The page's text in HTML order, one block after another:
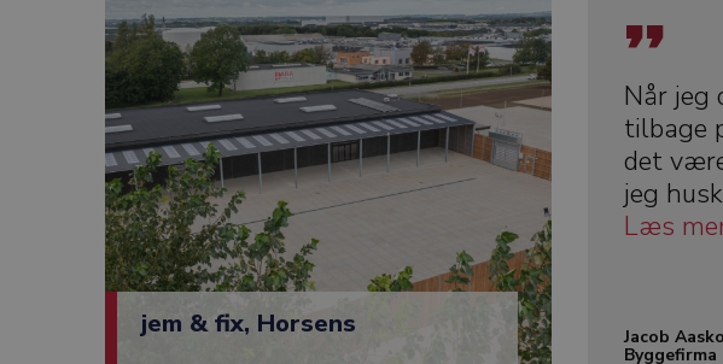
jem & fix, Horsens
Når jeg
tilbage
det
jeg
Læs
Jacob
Byggefirma